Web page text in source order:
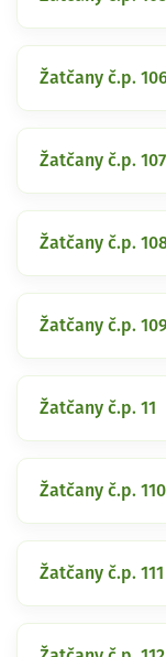
Žatčany č.p.
Žatčany č.p. 107
Žatčany č.p.
Žatčany č.p. 109
Žatčany č.p. 11
Žatčany č.p. 110
Žatčany č.p. 111